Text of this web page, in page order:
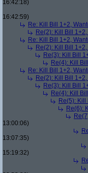
16:42:18)
16:42:59)
Re: Kill Bill 1+2,
Re(2): Kill Bill
Re: Kill Bill 1+2,
Re(2): Kill Bill
Re(3): Kill Bill
Re(4): Kill
Re: Kill Bill 1+2,
Re(2): Kill Bill
Re(3): Kill Bill
Re(4): Kill
Re(5): Kill
Re(6):
13:00:06)
13:07:35)
15:19:32)